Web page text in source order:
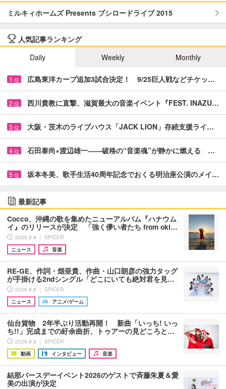
ミルキィホームズ Presents ブシロードライブ 2015
人気記事ランキング
Daily
Weekly Monthly
1 位 広島東洋カープ追加3試合決定！ 9/25巨人戦などチケッ…
2 位 西川貴教に直撃、滋賀最大の音楽イベント『FEST. INAZU…
3 位 大阪・茨木のライブハウス「JACK LION」存続支援ライ…
4 位 石田泰尚×渡辺雄一――破格の“音楽魂”が静かに燃える …
5 位 坂本冬美、歌手生活40周年記念でおくる明治座公演のメイ…
最新記事
Cocco、沖縄の歌を集めたニューアルバム『ハナウム
イ』のリリースが決定 「強く儚い者たち from oki…
2026.8.8 ｜ SPICER
ニュース
音楽
RE-GE、作詞・畑亜貴、作曲・山口朗彦の強力タッグ
が手掛ける2ndシングル「どこにいても絶対君を見…
2026.8.8 ｜ SPICER
ニュース
アニメ/ゲーム
仙台貨物 2年半ぶり活動再開！ 新曲「いっち! いっ
ち!!」完成までの紆余曲折、トゥアーの見どころと…
2026.8.8 ｜ SPICER
動画
インタビュー 音楽
結那バースデーイベント2026のゲストで斉藤朱夏＆愛
美の出演が決定